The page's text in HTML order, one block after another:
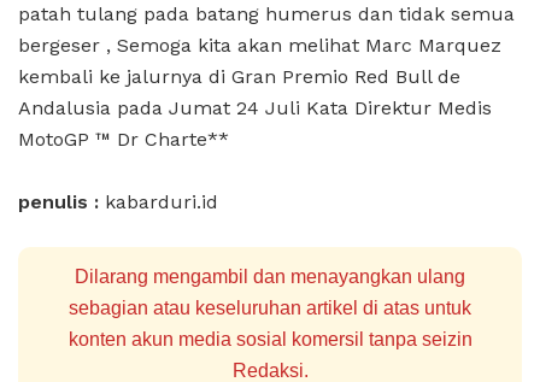
patah tulang pada batang humerus dan tidak semua
bergeser , Semoga kita akan melihat Marc Marquez
kembali ke jalurnya di Gran Premio Red Bull de
Andalusia pada Jumat 24 Juli Kata Direktur Medis
MotoGP ™ Dr Charte**
penulis : kabarduri.id
Dilarang mengambil dan menayangkan ulang
sebagian atau keseluruhan artikel di atas untuk
konten akun media sosial komersil tanpa seizin
Redaksi.